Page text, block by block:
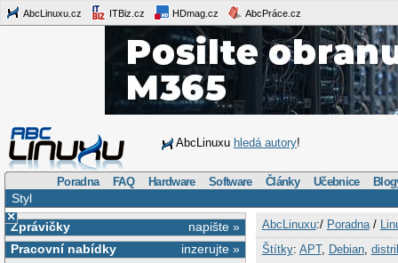
AbcLinuxu.cz ITBiz.cz HDmag.cz AbcPráce.cz
AbcLinuxu hledá autory!
Poradna FAQ Hardware Software Články Učebnice
Styl
×
napište »
Zprávičky
inzerujte »
Pracovní nabídky
AbcLinuxu:/ Poradna/
Štítky: APT, Debian,